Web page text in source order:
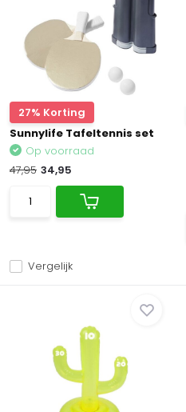
27% Korting
Sunnylife Tafeltennis set
Vergelijk
Op voorraad
47,95 34,95